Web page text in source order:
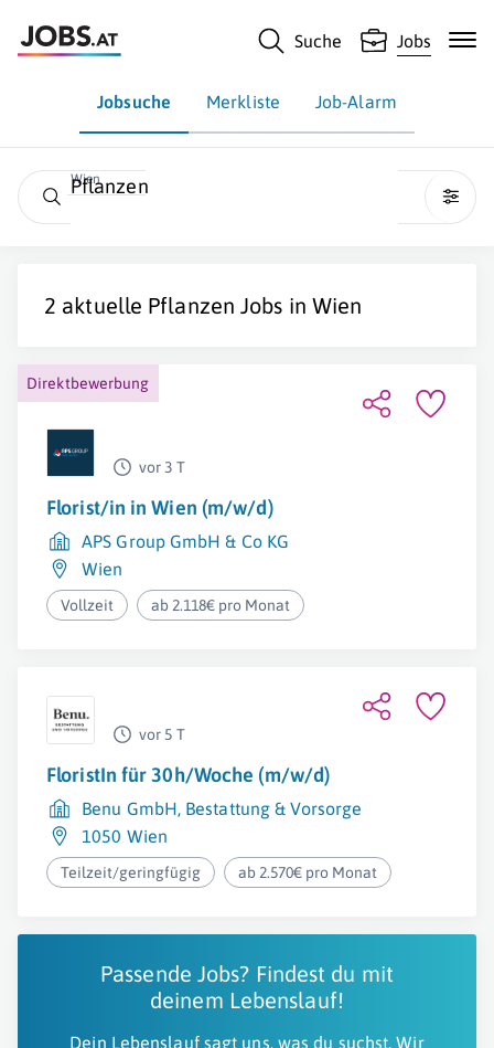
Suche Jobs
Jobsuche Merkliste Job-Alarm
Wien
Pflanzen
2 aktuelle Pflanzen Jobs in Wien
Direktbewerbung
vor 3 T
Florist/in in Wien (m/w/d)
APS Group GmbH & Co KG
Wien
Vollzeit ab 2.118€ pro Monat
vor 5 T
FloristIn für 30h/Woche (m/w/d)
Benu GmbH, Bestattung & Vorsorge
1050 Wien
Teilzeit/geringfügig ab 2.570€ pro Monat
Passende Jobs? Findest du mit
deinem Lebenslauf!
Dein Lebenslauf sagt uns, was du suchst. Wir